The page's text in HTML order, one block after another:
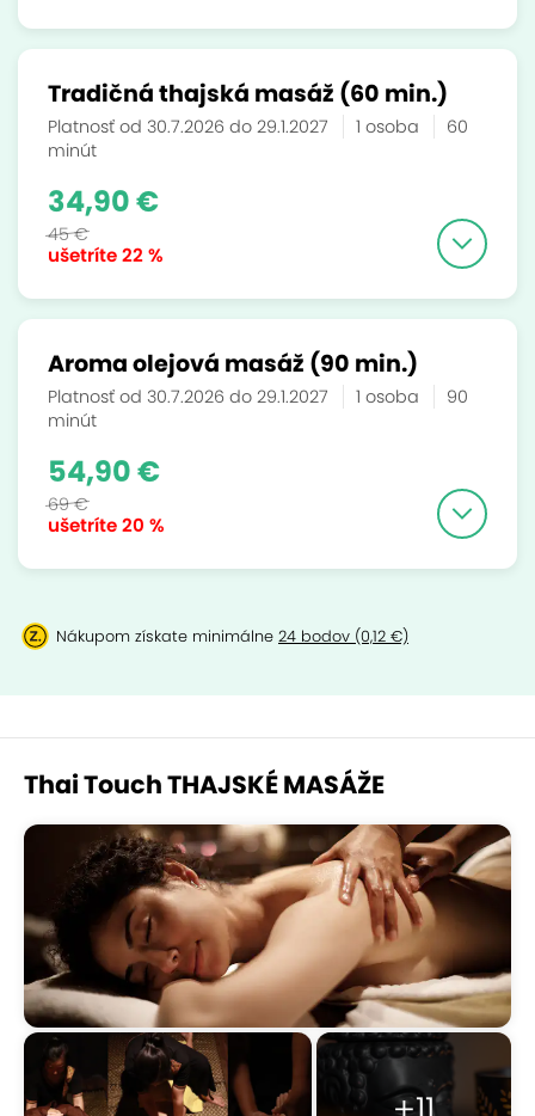
Tradičná thajská masáž (60 min.)
Platnosť od 30.7.2026 do 29.1.2027 1 osoba
60
minút
ušetríte22 %
34,90 €
45 €
Aroma olejová masáž (90 min.)
Platnosť od 30.7.2026 do 29.1.2027 1 osoba
90
minút
ušetríte20 %
54,90 €
69 €
Nákupom získate minimálne 24 bodov (0,12 €)
Thai Touch THAJSKÉ MASÁŽE